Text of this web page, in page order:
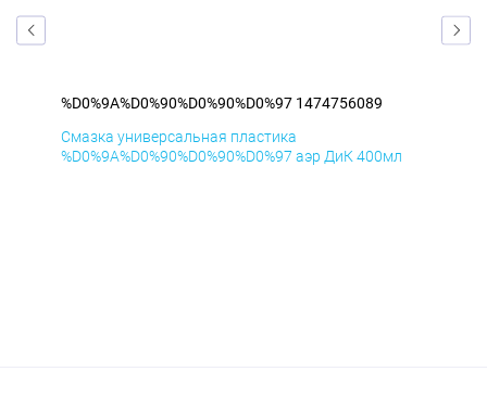
%D0%9A%D0%90%D0%90%D0%97 1474756089
Смазка универсальная пластика
%D0%9A%D0%90%D0%90%D0%97 аэр ДиК 400мл